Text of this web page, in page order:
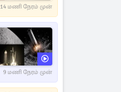
14 மணி நேரம் முன்
9 மணி நேரம் முன்